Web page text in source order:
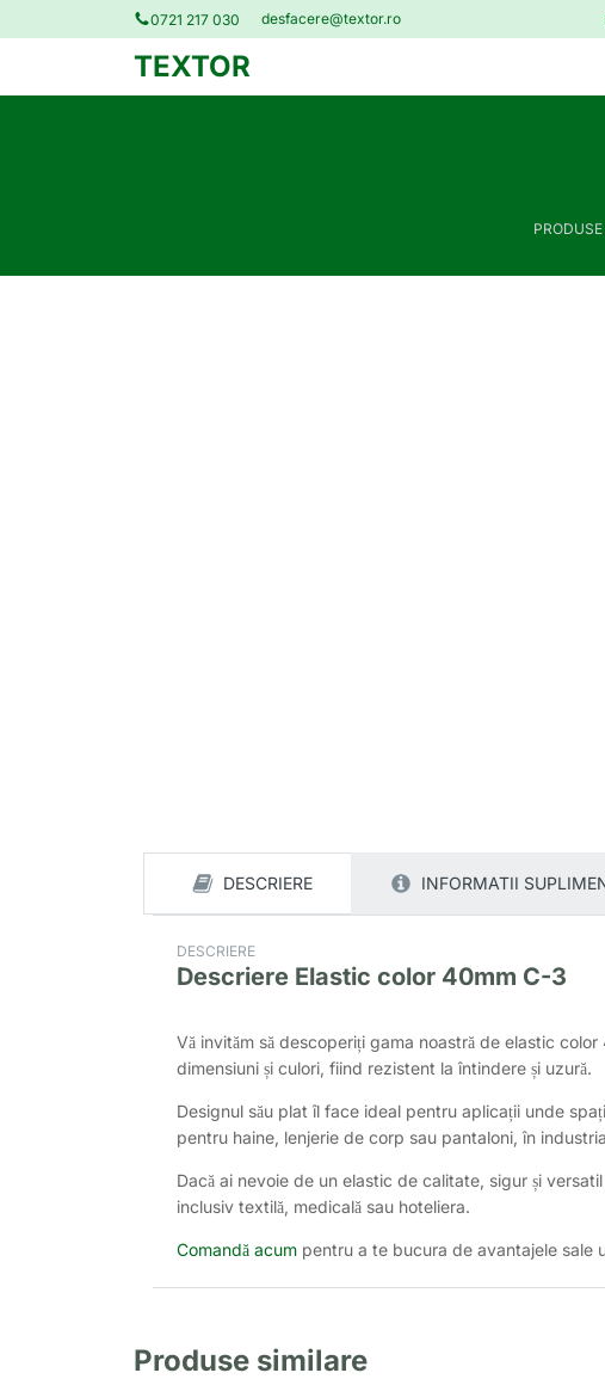
0721 217 030 desfacere@textor.ro
TEXTOR
PRODUSE
DESCRIERE INFORMATII
DESCRIERE
Descriere Elastic color 40mm C-3
Vă invităm să descoperiți gama noastră de elastic
dimensiuni și culori, fiind rezistent la întindere și uzură.
Designul său plat îl face ideal pentru aplicații unde
pentru haine, lenjerie de corp sau pantaloni, în
Dacă ai nevoie de un elastic de calitate, sigur și
inclusiv textilă, medicală sau hoteliera.
Comandă acum pentru a te bucura de avantajele sale
Produse similare